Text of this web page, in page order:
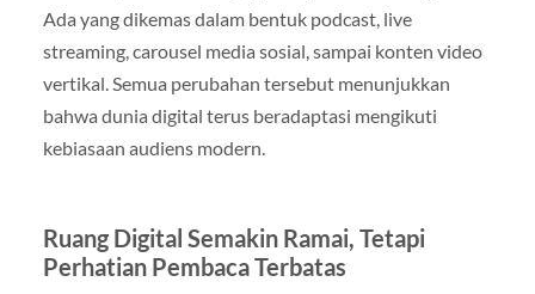
Ada yang dikemas dalam bentuk podcast, live
streaming, carousel media sosial, sampai konten video
vertikal. Semua perubahan tersebut menunjukkan
bahwa dunia digital terus beradaptasi mengikuti
kebiasaan audiens modern.
Ruang Digital Semakin Ramai, Tetapi
Perhatian Pembaca Terbatas